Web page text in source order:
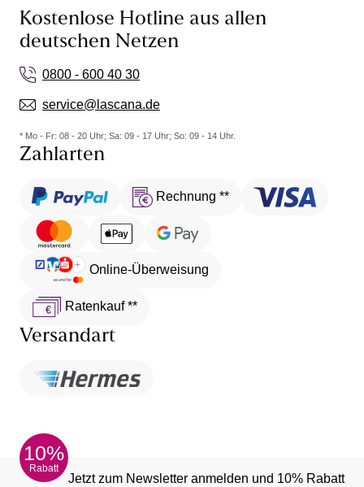
Kostenlose Hotline aus allen
deutschen Netzen
0800 - 600 40 30
service@lascana.de
* Mo - Fr: 08 - 20 Uhr; Sa: 09 - 17 Uhr; So: 09 - 14 Uhr.
Zahlarten
Rechnung **
Online-Überweisung
Ratenkauf **
Versandart
10%
Rabatt
Jetzt zum Newsletter anmelden und 10% Rabatt